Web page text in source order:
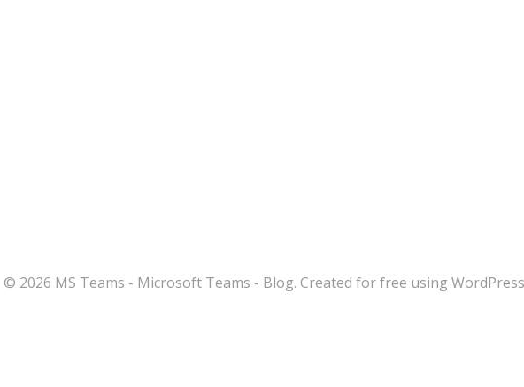
© 2026 MS Teams - Microsoft Teams - Blog. Created for free using